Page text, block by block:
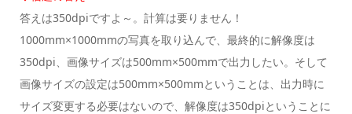
答えは350dpiですよ～。計算は要りません！
1000mm×1000mmの写真を取り込んで、最終的に解像度は
350dpi、画像サイズは500mm×500mmで出力したい。そして
画像サイズの設定は500mm×500mmということは、出力時に
サイズ変更する必要はないので、解像度は350dpiということに